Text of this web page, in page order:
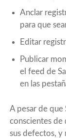
Anclar
para que
Editar
Publicar
el feed de
en las
A pesar de que
conscientes de
sus defectos, y